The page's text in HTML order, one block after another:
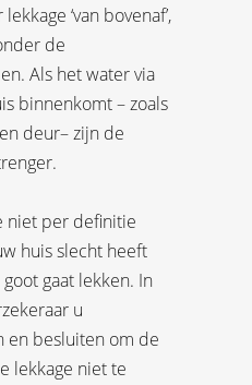
‘van bovenaf’,
de
Als het water via
binnenkomt – zoals
deur– zijn de
niet per definitie
huis slecht heeft
gaat lekken. In
u
en besluiten om de
lekkage niet te